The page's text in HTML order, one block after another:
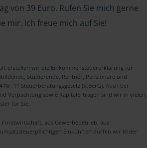
von 39 Euro. Rufen Sie mich gerne
mir. Ich freue mich auf Sie!
erstellen wir die Einkommensteuererklärung für
Studierende, Rentner, Pensionäre und
11 Steuerberatungsgesetz (StBerG). Auch bei
Verpachtung sowie Kapitalerträgen sind wir in vielen
für Sie.
aus Gewerbebetrieb, aus
Einkünften dürfen wir leider